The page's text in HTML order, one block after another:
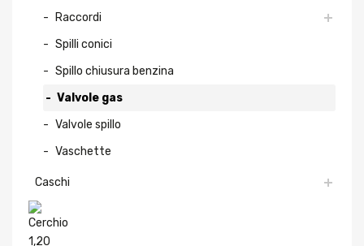
Raccordi
Spilli conici
Spillo chiusura benzina
Valvole gas
Valvole spillo
Vaschette
Caschi